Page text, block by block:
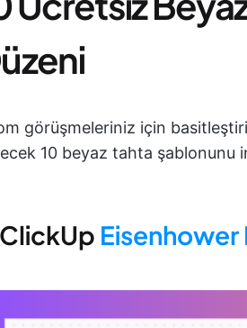
görüşmeleriniz için
10 beyaz tahta şablonunu
Eisenhower